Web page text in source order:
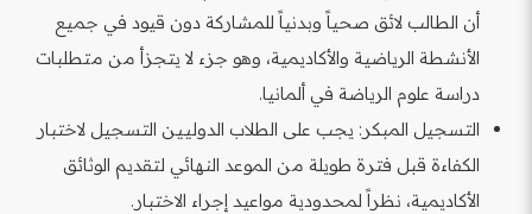
أن الطالب لائق صحياً وبدنياً للمشاركة دون قيود في جميع
الأنشطة الرياضية والأكاديمية، وهو جزء لا يتجزأ من متطلبات
دراسة علوم الرياضة في ألمانيا.
التسجيل المبكر: يجب على الطلاب الدوليين التسجيل لاختبار
الكفاءة قبل فترة طويلة من الموعد النهائي لتقديم الوثائق
الأكاديمية، نظراً لمحدودية مواعيد إجراء الاختبار.